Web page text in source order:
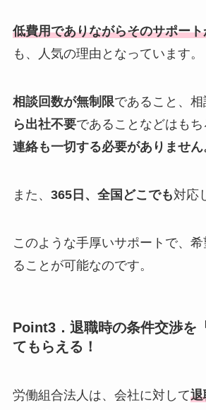
低費用でありながらそのサポー
も、人気の理由となっています。
相談回数が無制限であること、相
ら出社不要であることなどはもち
連絡も一切する必要がありません
また、 365日、全国どこでも対応
このような手厚いサポートで、
ることが可能なのです。
Point3．退職時の条件交渉を
てもらえる！
労働組合法人は、会社に対して退